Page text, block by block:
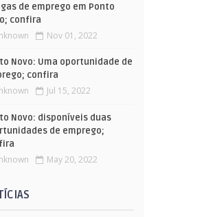
de emprego em Ponto
confira
Nov 01, 2022
Novo: Uma oportunidade de
confira
Jul 15, 2022
Novo: disponíveis duas
de emprego;
May 20, 2022